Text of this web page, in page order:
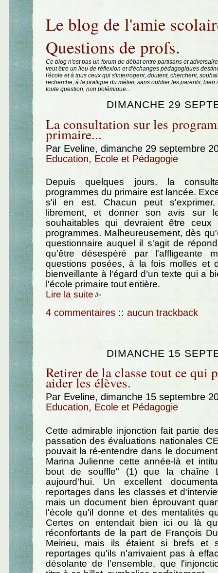
Le blog de l'amie
Questions de profs.
Ce blog n'est pas un forum de débat entre partisans et
veut être un lieu de réflexion et d'échanges pédagogiques
l'école et à tous ceux qui s'interrogent, doutent, cherchent,
recherche, à la pratique du métier, sans oublier les parents, bien
toute question, non polémique...
DIMANCHE 29
La consultation sur les
primaire...
Par Eveline, dimanche 29 septembre
Education, Ecole et Pédagogie
Depuis quelques jours, la
programmes du primaire est lancée.
s'il en est. Chacun peut s'exprimer,
librement, et donner son avis sur
souhaitables qui devraient être ceux
programmes. Malheureusement, dès
questionnaire auquel il s'agit de
qu'être désespéré par l'affligeante
questions posées, à la fois molles et
bienveillante à l'égard d’un texte qui a
l'école primaire tout entière.
Lire la suite
4 commentaires :: aucun trackback
DIMANCHE 15
Retirer de la classe tout ce qui
aider les élèves.
Par Eveline, dimanche 15 septembre
Education, Ecole et Pédagogie
Cette admirable injonction fait partie
passation des évaluations nationales
pouvait la ré-entendre dans le
Marina Julienne cette année-là et
bout de souffle" (1) que la chaîne
aujourd'hui. Un excellent
reportages dans les classes et
mais un document bien éprouvant
l'école qu'il donne et des mentalités
Certes on entendait bien ici ou là
réconfortants de la part de François
Meirieu, mais ils étaient si brefs et
reportages qu'ils n'arrivaient pas à
désolante de l'ensemble, que